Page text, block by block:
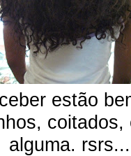
estão
coitados,
alguma. rsrs...